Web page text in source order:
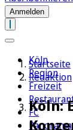
Anmelden
Köln
Region
Freizeit
FC
Panorama
Startseite
Redaktion
Köln: